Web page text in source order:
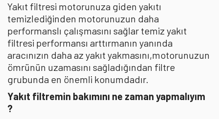
Yakıt filtresi motorunuza giden yakıtı
temizlediğinden motorunuzun daha
performanslı çalışmasını sağlar temiz yakıt
filtresi performansı arttırmanın yanında
aracınızın daha az yakıt yakmasını,motorunuzun
ömrünün uzamasını sağladığından filtre
grubunda en önemli konumdadır.
Yakıt filtremin bakımını ne zaman yapmalıyım
?